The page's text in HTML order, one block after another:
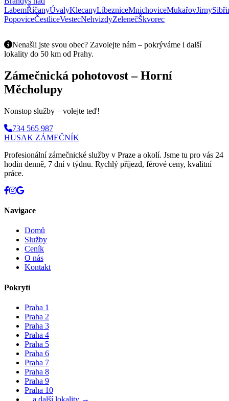
LabemŘíčanyÚvalyKlecanyLíbezniceMnichoviceMukařovJirny
PopoviceČestliceVestecNehvizdyZelenečŠkvorec
Nenašli jste svou obec? Zavolejte nám – pokrýváme i další
lokality do 50 km od Prahy.
Zámečnická pohotovost – Horní
Měcholupy
Nonstop služby – volejte teď!
734 565 987
HUSAK ZÁMEČNÍK
Profesionální zámečnické služby v Praze a okolí. Jsme tu pro vás 24
hodin denně, 7 dní v týdnu. Rychlý příjezd, férové ceny, kvalitní
práce.
Navigace
Domů
Služby
Ceník
O nás
Kontakt
Pokrytí
Praha 1
Praha 2
Praha 3
Praha 4
Praha 5
Praha 6
Praha 7
Praha 8
Praha 9
Praha 10
…a další lokality →